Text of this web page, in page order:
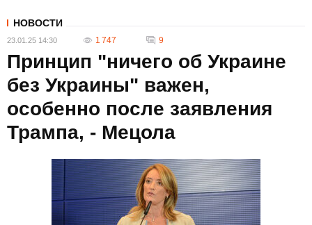
НОВОСТИ
23.01.25 14:30 1 747 9
Принцип "ничего об Украине
без Украины" важен,
особенно после заявления
Трампа, - Мецола